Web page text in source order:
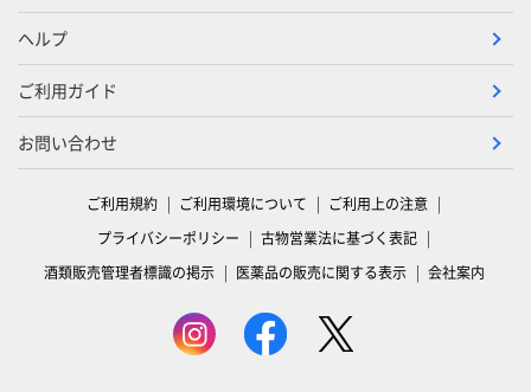
ヘルプ
ご利用ガイド
お問い合わせ
ご利用規約 ご利用環境について
ご利用上の注意
プライバシーポリシー
古物営業法に基づく表記
酒類販売管理者標識の掲示
医薬品の販売に関する表示 会社案内